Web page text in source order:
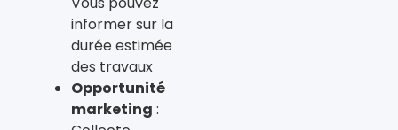
informer sur la
durée estimée
des travaux
Opportunité
marketing :